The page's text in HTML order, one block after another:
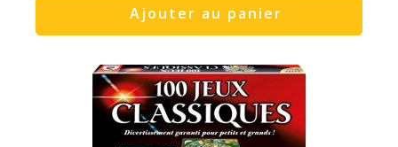
Ajouter au panier